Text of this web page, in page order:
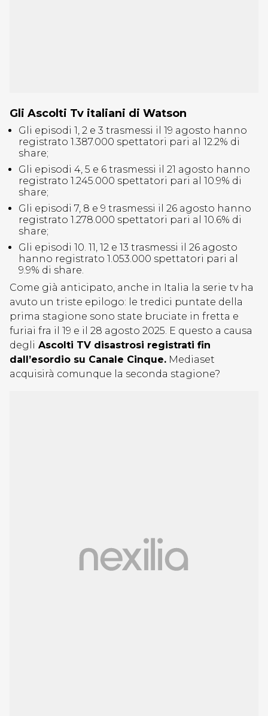
Gli Ascolti Tv italiani di Watson
Gli episodi 1, 2 e 3 trasmessi il 19 agosto hanno
registrato 1.387.000 spettatori pari al 12.2% di
share;
Gli episodi 4, 5 e 6 trasmessi il 21 agosto hanno
registrato 1.245.000 spettatori pari al 10.9% di
share;
Gli episodi 7, 8 e 9 trasmessi il 26 agosto hanno
registrato 1.278.000 spettatori pari al 10.6% di
share;
Gli episodi 10. 11, 12 e 13 trasmessi il 26 agosto
hanno registrato 1.053.000 spettatori pari al
9.9% di share.
Come già anticipato, anche in Italia la serie tv ha
avuto un triste epilogo: le tredici puntate della
prima stagione sono state bruciate in fretta e
furiai fra il 19 e il 28 agosto 2025. E questo a causa
degli Ascolti TV disastrosi registrati fin
dall’esordio su Canale Cinque. Mediaset
acquisirà comunque la seconda stagione?